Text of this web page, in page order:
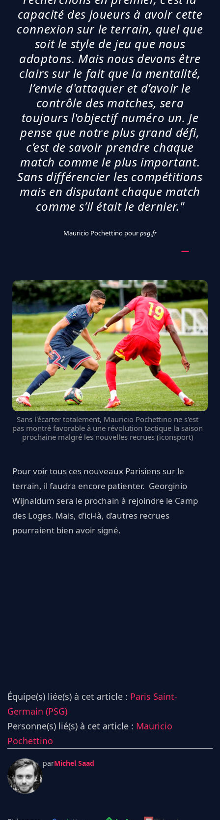
capacité des joueurs à avoir cette
connexion sur le terrain, quel que
soit le style de jeu que nous
adoptons. Mais nous devons être
clairs sur le fait que la mentalité,
l’envie d'attaquer et d’avoir le
contrôle des matches, sera
toujours l'objectif numéro un. Je
pense que notre plus grand défi,
c’est de savoir prendre chaque
match comme le plus important.
Sans différencier les compétitions
mais en disputant chaque match
comme s’il était le dernier."
Mauricio Pochettino pourpsg.fr
Sans l'écarter totalement, Mauricio Pochettino ne s'est
pas montré favorable à une révolution tactique la saison
prochaine malgré les nouvelles recrues (iconsport)
Pour voir tous ces nouveaux Parisiens sur le
terrain, il faudra encore patienter. Georginio
Wijnaldum sera le prochain à rejoindre le Camp
des Loges. Mais, d’ici-là, d’autres recrues
pourraient bien avoir signé.
Équipe(s) liée(s) à cet article : Paris Saint-
Germain (PSG)
Personne(s) lié(s) à cet article : Mauricio
Pochettino
parMichel Saad